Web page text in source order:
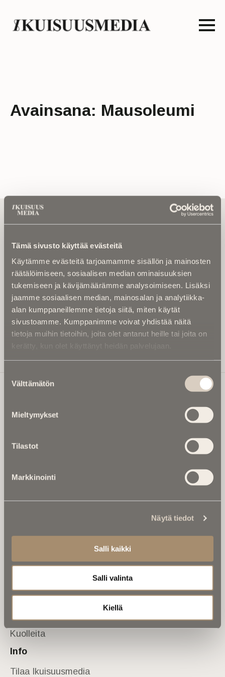
Tämä sivusto käyttää evästeitä
Käytämme evästeitä tarjoamamme sisällön ja mainosten
räätälöimiseen, sosiaalisen median ominaisuuksien
tukemiseen ja kävijämäärämme analysoimiseen. Lisäksi
jaamme sosiaalisen median, mainosalan ja analytiikka-
alan kumppaneillemme tietoja siitä, miten käytät
sivustoamme. Kumppanimme voivat yhdistää näitä
tietoja muihin tietoihin, joita olet antanut heille tai joita on
kerätty, kun olet käyttänyt heidän palvelujaan.
valinta
Välttämätön
Mieltymykset
Tilastot
Markkinointi
Näytä tiedot
Salli kaikki
Salli valinta
Kiellä
Avainsana: Mausoleumi
Tilaa uutiskirje - Pääset heti parhaiden
artikkelien pariin!
Kirjoita alle sähköpostiosoitteesi niin saat kaksi kertaa
etteivät kiinnostavat artikkelit jää huomaamatta.
Uutiskirje on maksuton eikä se velvoita mihinkään.
Kirjoita tähän sähköpostiosoite, johon haluat uutiskirjeen
tulevan:
Tilaa Uutiskirje
Ikuisuusmedia
valtakunnallinen mediabrändi. Julkaisemme uusimmat
kuolinuutiset ja kuolintiedot.
Anna palautetta
Muistokirjoituksia
Kuolema koskettaa
Asiantuntijoilta
Kuolleita
Info
Tilaa Ikuisuusmedia